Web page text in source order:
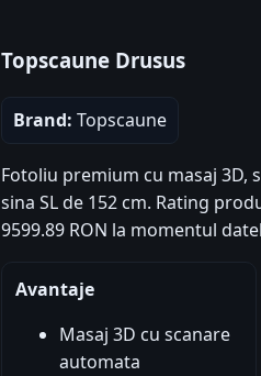
Topscaune Drusus
Brand: Topscaune
Fotoliu premium cu masaj 3D,
sina SL de 152 cm. Rating
9599.89 RON la momentul
Avantaje
Masaj 3D cu scanare
automata